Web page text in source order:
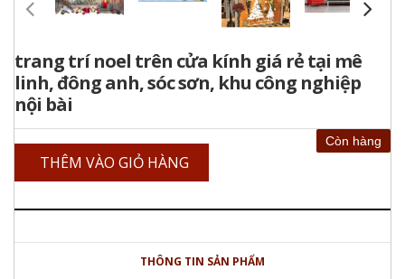
trang trí noel trên cửa kính giá rẻ tại mê
linh, đông anh, sóc sơn, khu công nghiệp
nội bài
Còn hàng
THÊM VÀO GIỎ HÀNG
THÔNG TIN SẢN PHẨM